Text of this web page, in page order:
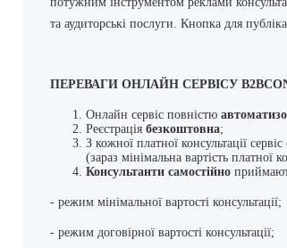
та аудиторські послуги. Кнопка для
ПЕРЕВАГИ ОНЛАЙН СЕРВІСУ
Онлайн сервіс повністю
Реєстрація безкоштовна;
З кожної платної консультації
(зараз мінімальна вартість платної
Консультанти самостійно
- режим мінімальної вартості консультації;
- режим договірної вартості консультації;